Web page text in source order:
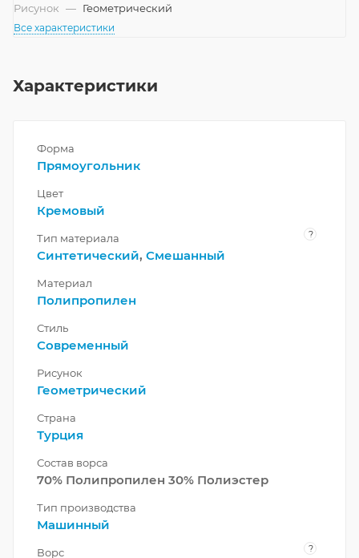
Рисунок — Геометрический
Все характеристики
Характеристики
Форма
Прямоугольник
Цвет
Кремовый
Тип материала ?
Синтетический, Смешанный
Материал
Полипропилен
Стиль
Современный
Рисунок
Геометрический
Страна
Турция
Состав ворса
70% Полипропилен 30% Полиэстер
Тип производства
Машинный
Ворс ?